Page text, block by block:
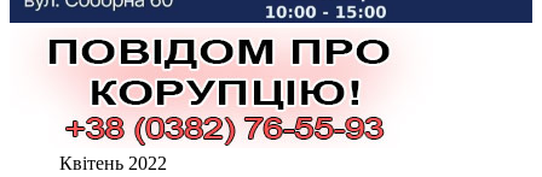
Квітень 2022